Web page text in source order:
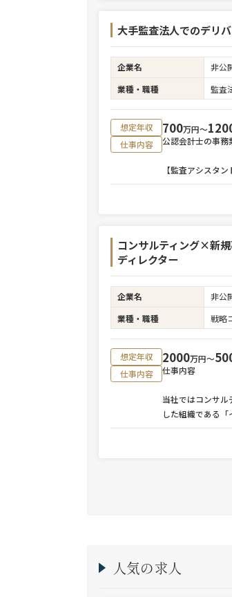
大手監査法人でのデリ
企業名 非公
業種・職種
監査
想定年収 700万円〜
仕事内容
公認会計士の事務
【監査アシスタン
コンサルティング×新
ディレクター
企業名 非公
業種・職種
戦略
想定年収 2000万円〜
仕事内容
仕事内容
当社ではコンサ
した組織である
人気の求人